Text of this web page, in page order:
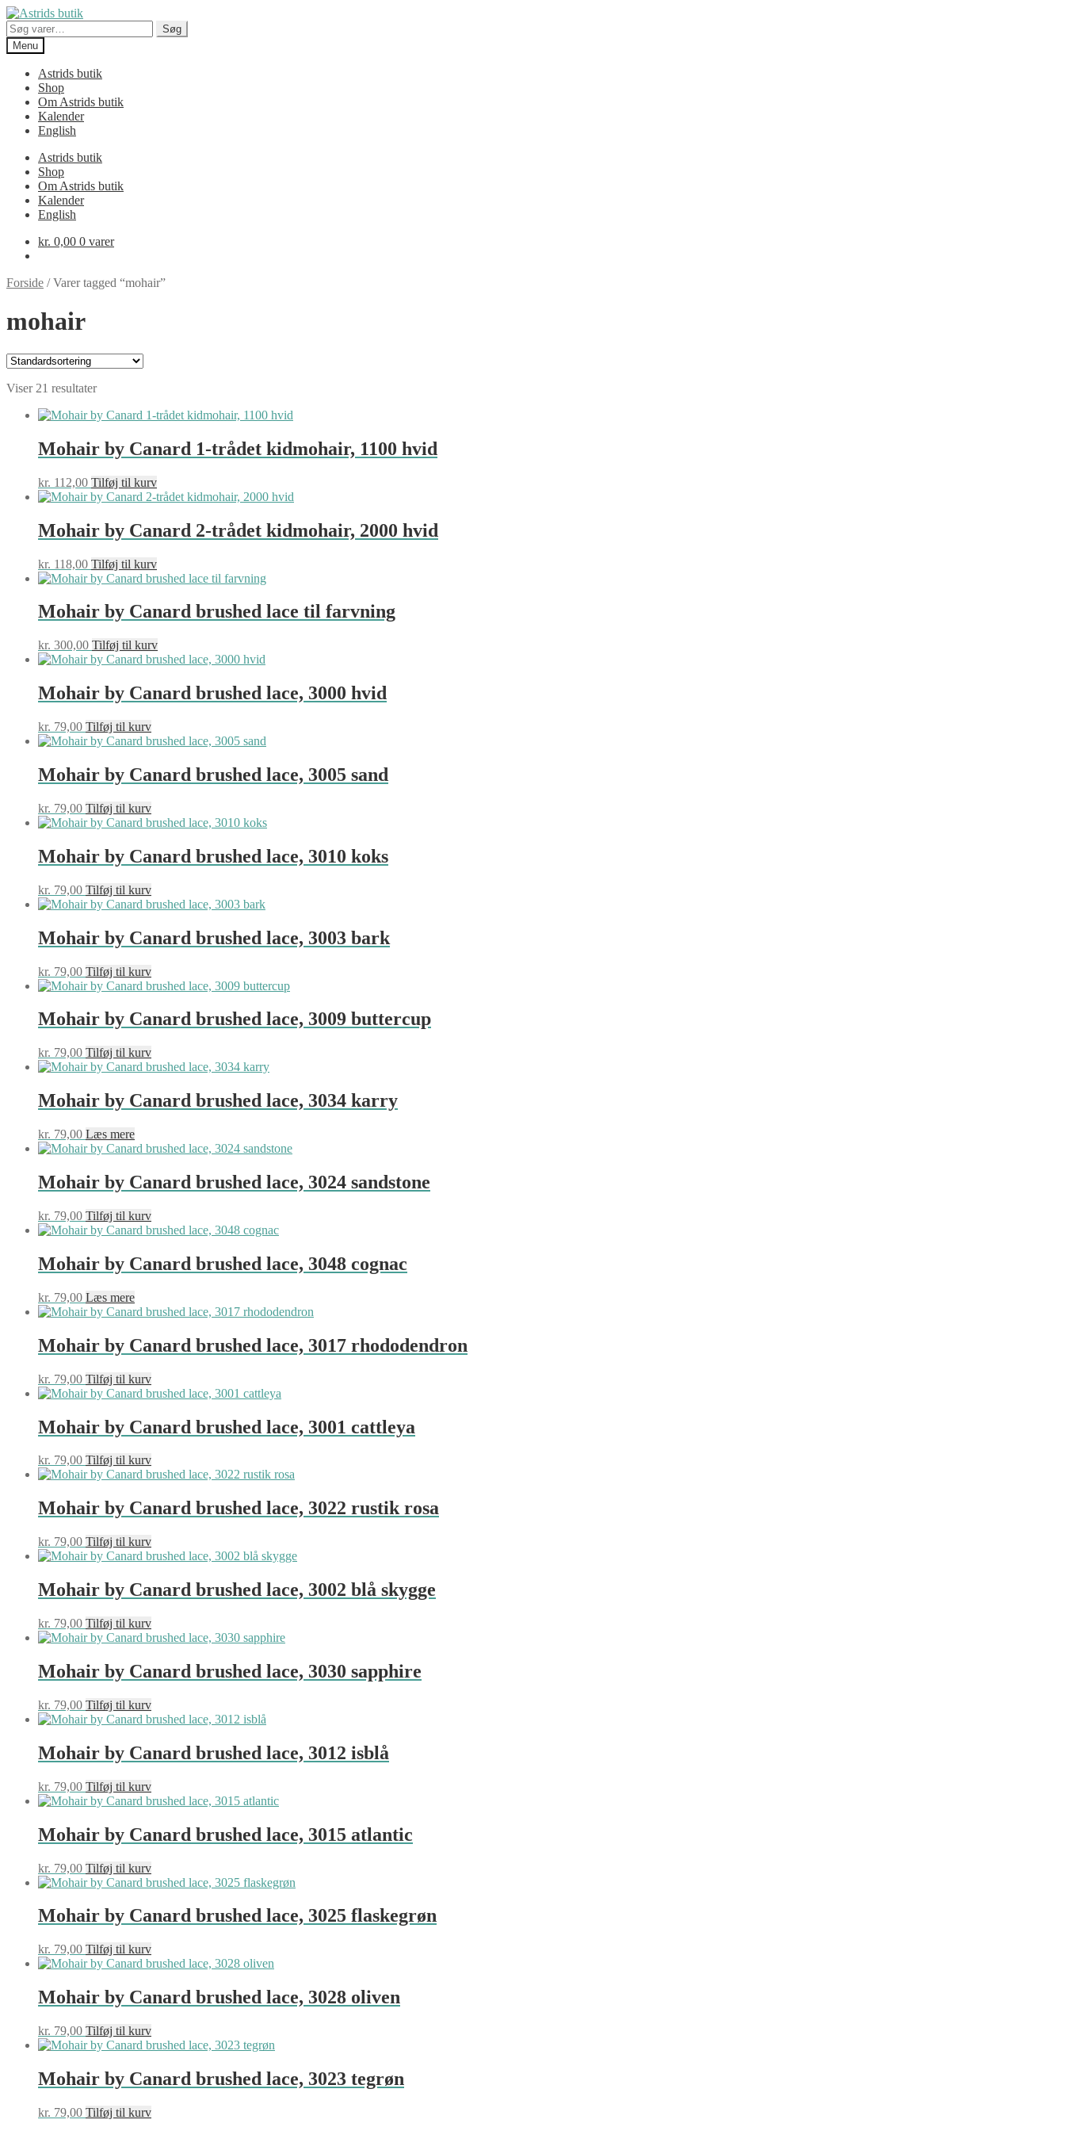
Spring
til
navigation
Spring
til
indhold
Søg
efter:
Søg
Menu
Astrids butik
Shop
Om Astrids butik
Kalender
English
Astrids butik
Shop
Om Astrids butik
Kalender
English
kr. 0,00 0 varer
Forside /Varer tagged “mohair”
mohair
Viser 21 resultater
Mohair by Canard 1-trådet kidmohair, 1100 hvid
kr. 112,00 Tilføj til kurv
Mohair by Canard 2-trådet kidmohair, 2000 hvid
kr. 118,00 Tilføj til kurv
Mohair by Canard brushed lace til farvning
kr. 300,00 Tilføj til kurv
Mohair by Canard brushed lace, 3000 hvid
kr. 79,00 Tilføj til kurv
Mohair by Canard brushed lace, 3005 sand
kr. 79,00 Tilføj til kurv
Mohair by Canard brushed lace, 3010 koks
kr. 79,00 Tilføj til kurv
Mohair by Canard brushed lace, 3003 bark
kr. 79,00 Tilføj til kurv
Mohair by Canard brushed lace, 3009 buttercup
kr. 79,00 Tilføj til kurv
Mohair by Canard brushed lace, 3034 karry
kr. 79,00 Læs mere
Mohair by Canard brushed lace, 3024 sandstone
kr. 79,00 Tilføj til kurv
Mohair by Canard brushed lace, 3048 cognac
kr. 79,00 Læs mere
Mohair by Canard brushed lace, 3017 rhododendron
kr. 79,00 Tilføj til kurv
Mohair by Canard brushed lace, 3001 cattleya
kr. 79,00 Tilføj til kurv
Mohair by Canard brushed lace, 3022 rustik rosa
kr. 79,00 Tilføj til kurv
Mohair by Canard brushed lace, 3002 blå skygge
kr. 79,00 Tilføj til kurv
Mohair by Canard brushed lace, 3030 sapphire
kr. 79,00 Tilføj til kurv
Mohair by Canard brushed lace, 3012 isblå
kr. 79,00 Tilføj til kurv
Mohair by Canard brushed lace, 3015 atlantic
kr. 79,00 Tilføj til kurv
Mohair by Canard brushed lace, 3025 flaskegrøn
kr. 79,00 Tilføj til kurv
Mohair by Canard brushed lace, 3028 oliven
kr. 79,00 Tilføj til kurv
Mohair by Canard brushed lace, 3023 tegrøn
kr. 79,00 Tilføj til kurv